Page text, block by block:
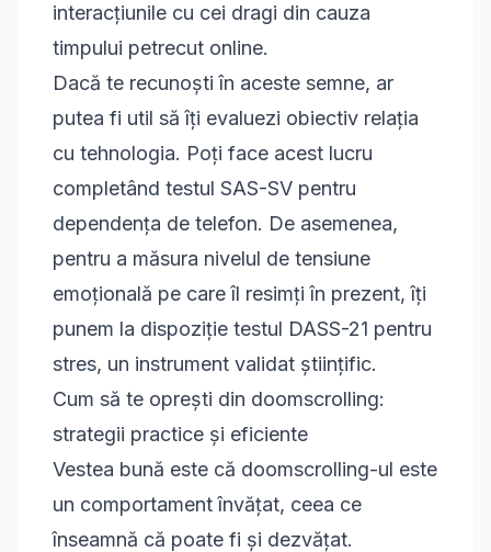
interacțiunile cu cei dragi din cauza
timpului petrecut online.
Dacă te recunoști în aceste semne, ar
putea fi util să îți evaluezi obiectiv relația
cu tehnologia. Poți face acest lucru
completând testul SAS-SV pentru
dependența de telefon. De asemenea,
pentru a măsura nivelul de tensiune
emoțională pe care îl resimți în prezent, îți
punem la dispoziție testul DASS-21 pentru
stres, un instrument validat științific.
Cum să te oprești din doomscrolling:
strategii practice și eficiente
Vestea bună este că doomscrolling-ul este
un comportament învățat, ceea ce
înseamnă că poate fi și dezvățat.